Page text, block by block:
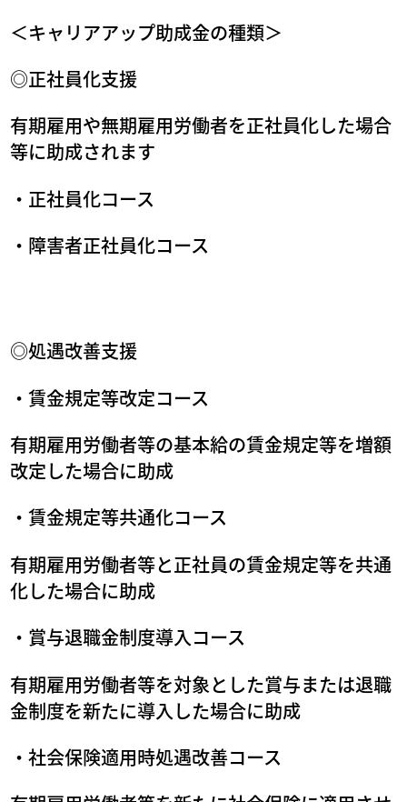
＜キャリアアップ助成金の種類＞
◎正社員化支援
有期雇用や無期雇用労働者を正社員化した場合
等に助成されます
・正社員化コース
・障害者正社員化コース
◎処遇改善支援
・賃金規定等改定コース
有期雇用労働者等の基本給の賃金規定等を増額
改定した場合に助成
・賃金規定等共通化コース
有期雇用労働者等と正社員の賃金規定等を共通
化した場合に助成
・賞与退職金制度導入コース
有期雇用労働者等を対象とした賞与または退職
金制度を新たに導入した場合に助成
・社会保険適用時処遇改善コース